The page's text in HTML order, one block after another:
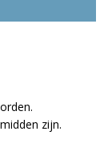
zijn.